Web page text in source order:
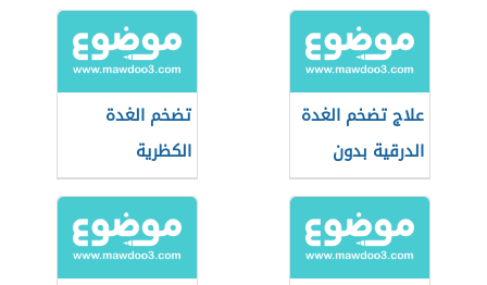
علاج تضخم الغدة
الدرقية بدون
جراحة
تضخم الغدة
الكظرية